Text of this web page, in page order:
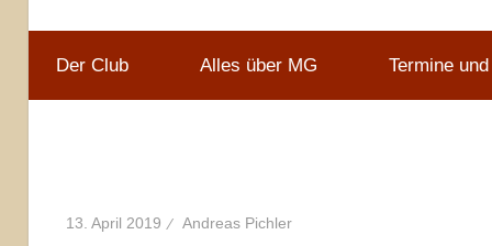
Der Club Alles über MG Termine
13. April 2019 Andreas Pichler